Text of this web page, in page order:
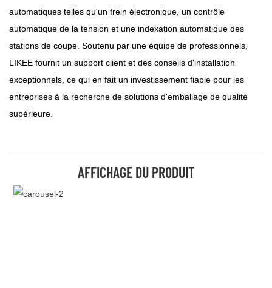
automatiques telles qu'un frein électronique, un contrôle
automatique de la tension et une indexation automatique des
stations de coupe. Soutenu par une équipe de professionnels,
LIKEE fournit un support client et des conseils d'installation
exceptionnels, ce qui en fait un investissement fiable pour les
entreprises à la recherche de solutions d'emballage de qualité
supérieure.
AFFICHAGE DU PRODUIT